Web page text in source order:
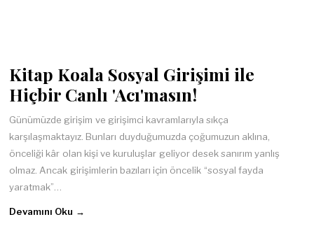
Kitap Koala Sosyal Girişimi ile
Hiçbir Canlı 'Acı'masın!
Günümüzde girişim ve girişimci kavramlarıyla sıkça
karşılaşmaktayız. Bunları duyduğumuzda çoğumuzun aklına,
önceliği kâr olan kişi ve kuruluşlar geliyor desek sanırım yanlış
olmaz. Ancak girişimlerin bazıları için öncelik “sosyal fayda
yaratmak”…
Devamını Oku →